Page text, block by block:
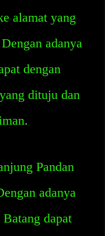
alamat yang
adanya
dengan
dituju dan
Pandan
adanya
dapat